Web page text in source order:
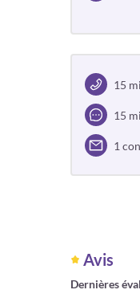
15
15
1
Avis
Dernières